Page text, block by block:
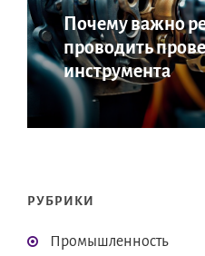
Почему важно
проводить
инструмента
РУБРИКИ
Промышленность